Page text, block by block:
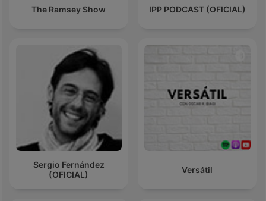
The Ramsey Show IPP PODCAST (OFICIAL)
Sergio Fernández
(OFICIAL)
Versátil